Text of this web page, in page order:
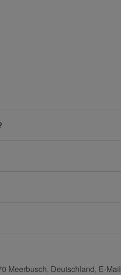
Meerbusch, Deutschland, E-